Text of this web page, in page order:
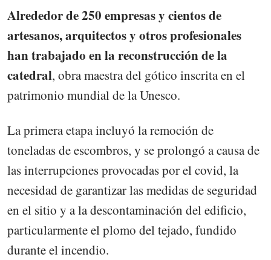
Alrededor de 250 empresas y cientos de
artesanos, arquitectos y otros profesionales
han trabajado en la reconstrucción de la
catedral, obra maestra del gótico inscrita en el
patrimonio mundial de la Unesco.
La primera etapa incluyó la remoción de
toneladas de escombros, y se prolongó a causa de
las interrupciones provocadas por el covid, la
necesidad de garantizar las medidas de seguridad
en el sitio y a la descontaminación del edificio,
particularmente el plomo del tejado, fundido
durante el incendio.